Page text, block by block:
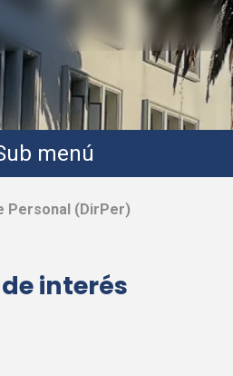
menú
Personal (DirPer)
de interés